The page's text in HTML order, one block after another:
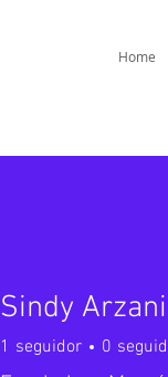
Home
Sindy Arzani
1 seguidor 0